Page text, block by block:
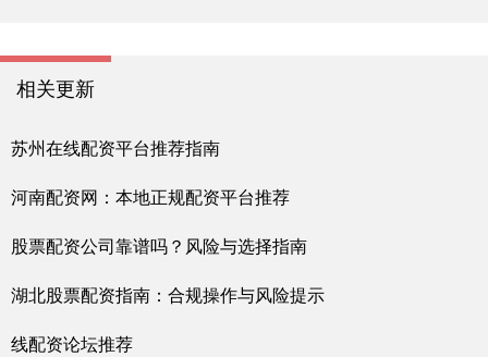
相关更新
苏州在线配资平台推荐指南
河南配资网：本地正规配资平台推荐
股票配资公司靠谱吗？风险与选择指南
湖北股票配资指南：合规操作与风险提示
线配资论坛推荐